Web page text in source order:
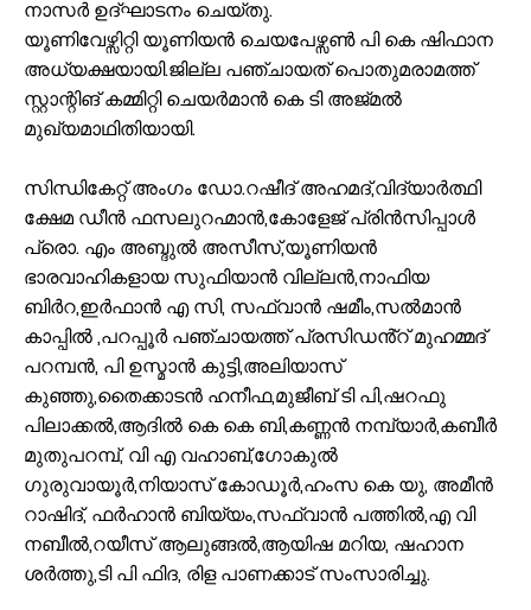
നാസർ ഉദ്ഘാടനം ചെയ്തു.
യൂണിവേഴ്സിറ്റി യൂണിയൻ ചെയപേഴ്സൺ പി കെ ഷിഫാന
അധ്യക്ഷയായി.ജില്ല പഞ്ചായത് പൊതുമരാമത്ത്‌
സ്റ്റാന്റിങ് കമ്മിറ്റി ചെയർമാൻ കെ ടി അജ്മൽ
മുഖ്യമാഥിതിയായി.
സിന്ധികേറ്റ് അംഗം ഡോ.റഷീദ് അഹമദ്,വിദ്യാർത്ഥി
ക്ഷേമ ഡീൻ ഫസലുറഹ്മാൻ,കോളേജ് പ്രിൻസിപ്പാൾ
പ്രൊ. എം അബ്ദുൽ അസീസ്,യൂണിയൻ
ഭാരവാഹികളായ സുഫിയാൻ വില്ലൻ,നാഫിയ
ബിർറ,ഇർഫാൻ എ സി, സഫ്‌വാൻ ഷമീം,സൽമാൻ
കാപ്പിൽ ,പറപ്പൂർ പഞ്ചായത്ത് പ്രസിഡൻ്റ് മുഹമ്മദ്‌
പറമ്പൻ, പി ഉസ്മാൻ കുട്ടി,അലിയാസ്
കുഞ്ഞു,തൈക്കാടൻ ഹനീഫ,മുജീബ് ടി പി,ഷറഫു
പിലാക്കൽ,ആദിൽ കെ കെ ബി,കണ്ണൻ നമ്പ്യാർ,കബീർ
മുതുപറമ്പ്, വി എ വഹാബ്,ഗോകുൽ
ഗുരുവായൂർ,നിയാസ് കോഡൂർ,ഹംസ കെ യു, അമീൻ
റാഷിദ്, ഫർഹാൻ ബിയ്യം,സഫ്‌വാൻ പത്തിൽ,എ വി
നബീൽ,റയീസ് ആലുങ്ങൽ,ആയിഷ മറിയ, ഷഹാന
ശർത്തു,ടി പി ഫിദ, രിള പാണക്കാട് സംസാരിച്ചു.